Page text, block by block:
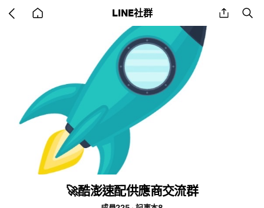
back LINE社群 share
🚀酷澎速配供應商交流群